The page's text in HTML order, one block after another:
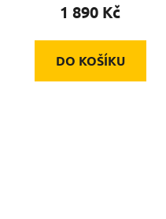
1 890 Kč
DO KOŠÍKU